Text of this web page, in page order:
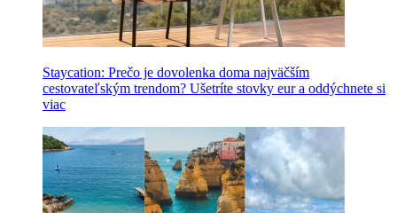
Staycation: Prečo je dovolenka doma najväčším
cestovateľským trendom? Ušetríte stovky eur a oddýchnete si
viac